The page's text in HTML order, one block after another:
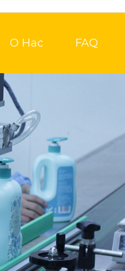
О Нас FAQ